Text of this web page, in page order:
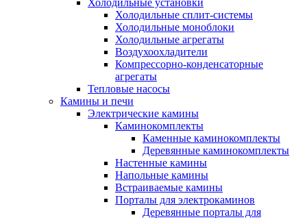
Холодильные сплит-системы
Холодильные моноблоки
Холодильные агрегаты
Воздухоохладители
Компрессорно-конденсаторные
агрегаты
Тепловые насосы
Камины и печи
Электрические камины
Каминокомплекты
Каменные каминокомплекты
Деревянные каминокомплекты
Настенные камины
Напольные камины
Встраиваемые камины
Порталы для электрокаминов
Деревянные порталы для